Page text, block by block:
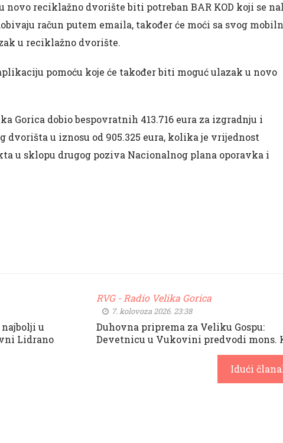
novo reciklažno dvorište biti potreban BAR KOD koji se
račun putem emaila, također će moći sa svog
u reciklažno dvorište.
pomoću koje će također biti moguć ulazak u novo
Gorica dobio bespovratnih 413.716 eura za izgradnju i
dvorišta u iznosu od 905.325 eura, kolika je vrijednost
u sklopu drugog poziva Nacionalnog plana oporavka i
u
Lidrano
RVG - Radio Velika Gorica
7. kolovoza 2026. 23:38
Duhovna priprema za Veliku Gospu:
Devetnicu u Vukovini predvodi mons.
Idući